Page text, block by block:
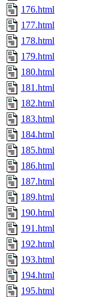
176.html
177.html
178.html
179.html
180.html
181.html
182.html
183.html
184.html
185.html
186.html
187.html
189.html
190.html
191.html
192.html
193.html
194.html
195.html